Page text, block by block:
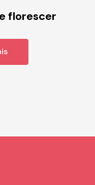
florescer